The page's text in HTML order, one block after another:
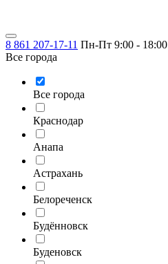
8 861 207-17-11 Пн-Пт 9:00 - 18:00
Все города
Все города
Краснодар
Анапа
Астрахань
Белореченск
Будённовск
Буденовск